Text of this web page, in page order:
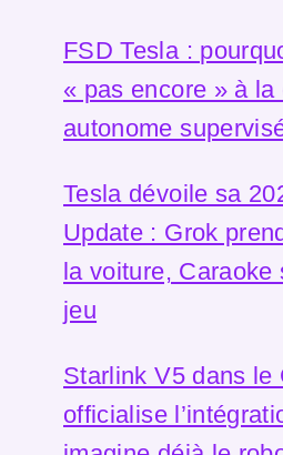
FSD Tesla :
« pas encore » à la
autonome
Tesla dévoile sa
Update : Grok
la voiture, Caraoke
jeu
Starlink V5 dans le
officialise